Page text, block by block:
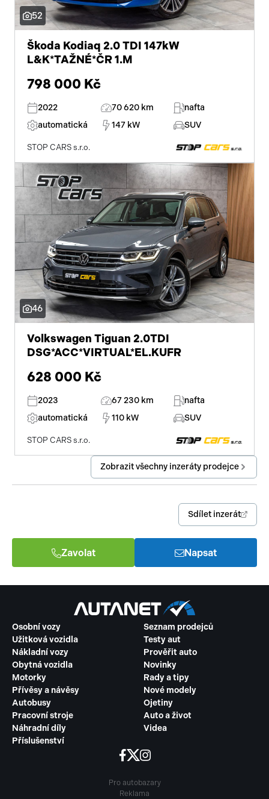
52
Škoda Kodiaq 2.0 TDI 147kW
L&K*TAŽNÉ*ČR 1.M
798 000 Kč
2022 70 620 km
nafta
automatická
147 kW SUV
STOP CARS s.r.o.
46
Volkswagen Tiguan 2.0TDI
DSG*ACC*VIRTUAL*EL.KUFR
628 000 Kč
2023 67 230 km
nafta
automatická
110 kW SUV
STOP CARS s.r.o.
Zobrazit všechny inzeráty prodejce
Sdílet inzerát
Zavolat Napsat
Osobní vozy
Užitková vozidla
Nákladní vozy
Obytná vozidla
Motorky
Přívěsy a návěsy
Autobusy
Pracovní stroje
Náhradní díly
Příslušenství
Seznam prodejců
Testy aut
Prověřit auto
Novinky
Rady a tipy
Nové modely
Ojetiny
Auto a život
Videa
Pro autobazary
Reklama